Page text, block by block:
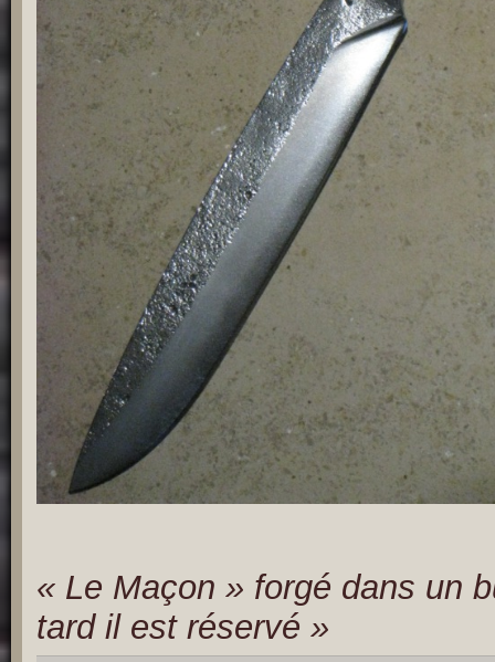
« Le Maçon » forgé dans un
tard il est réservé »